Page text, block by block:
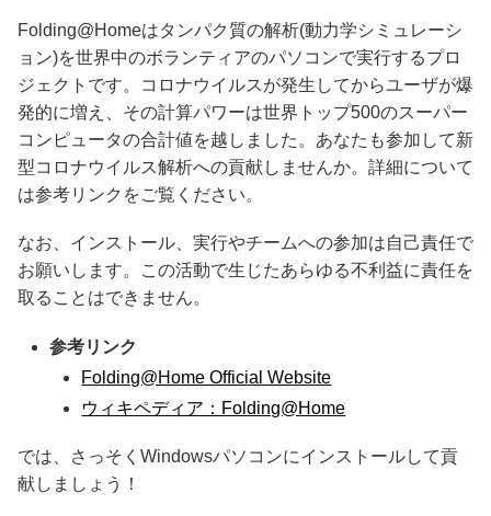
Folding@Homeはタンパク質の解析(動力学シミュレーシ
ョン)を世界中のボランティアのパソコンで実行するプロ
ジェクトです。コロナウイルスが発生してからユーザが爆
発的に増え、その計算パワーは世界トップ500のスーパー
コンピュータの合計値を越しました。あなたも参加して新
型コロナウイルス解析への貢献しませんか。詳細について
は参考リンクをご覧ください。
なお、インストール、実行やチームへの参加は自己責任で
お願いします。この活動で生じたあらゆる不利益に責任を
取ることはできません。
参考リンク
Folding@Home Official Website
ウィキペディア：Folding@Home
では、さっそくWindowsパソコンにインストールして貢
献しましょう！